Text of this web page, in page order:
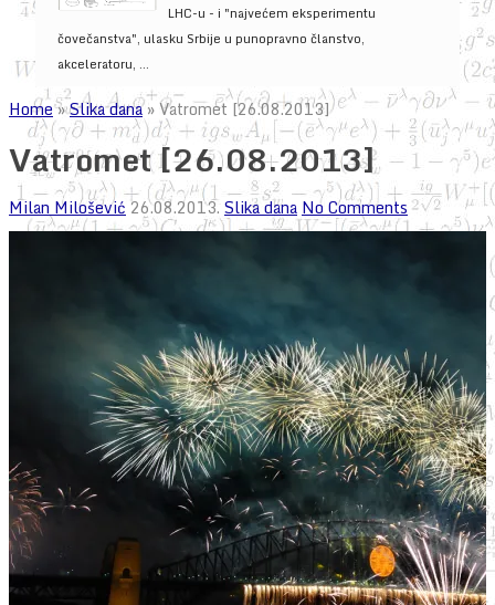
LHC-u - i "najvećem eksperimentu
čovečanstva", ulasku Srbije u punopravno članstvo,
akceleratoru, ...
Home»Slika dana»Vatromet [26.08.2013]
Vatromet [26.08.2013]
Milan Milošević 26.08.2013. Slika dana No Comments